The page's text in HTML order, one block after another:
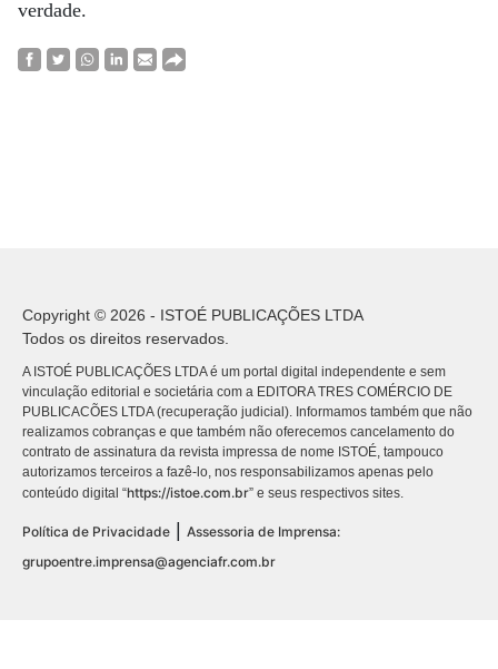
verdade.
Copyright © 2026 - ISTOÉ PUBLICAÇÕES LTDA
Todos os direitos reservados.
A ISTOÉ PUBLICAÇÕES LTDA é um portal digital independente e sem
vinculação editorial e societária com a EDITORA TRES COMÉRCIO DE
PUBLICACÕES LTDA (recuperação judicial). Informamos também que não
realizamos cobranças e que também não oferecemos cancelamento do
contrato de assinatura da revista impressa de nome ISTOÉ, tampouco
autorizamos terceiros a fazê-lo, nos responsabilizamos apenas pelo
conteúdo digital “https://istoe.com.br” e seus respectivos sites.
Política de Privacidade
Assessoria de Imprensa:
grupoentre.imprensa@agenciafr.com.br